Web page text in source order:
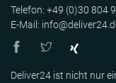
Telefon: +49 (0)30 804
E-Mail:
Deliver24 ist nicht nur